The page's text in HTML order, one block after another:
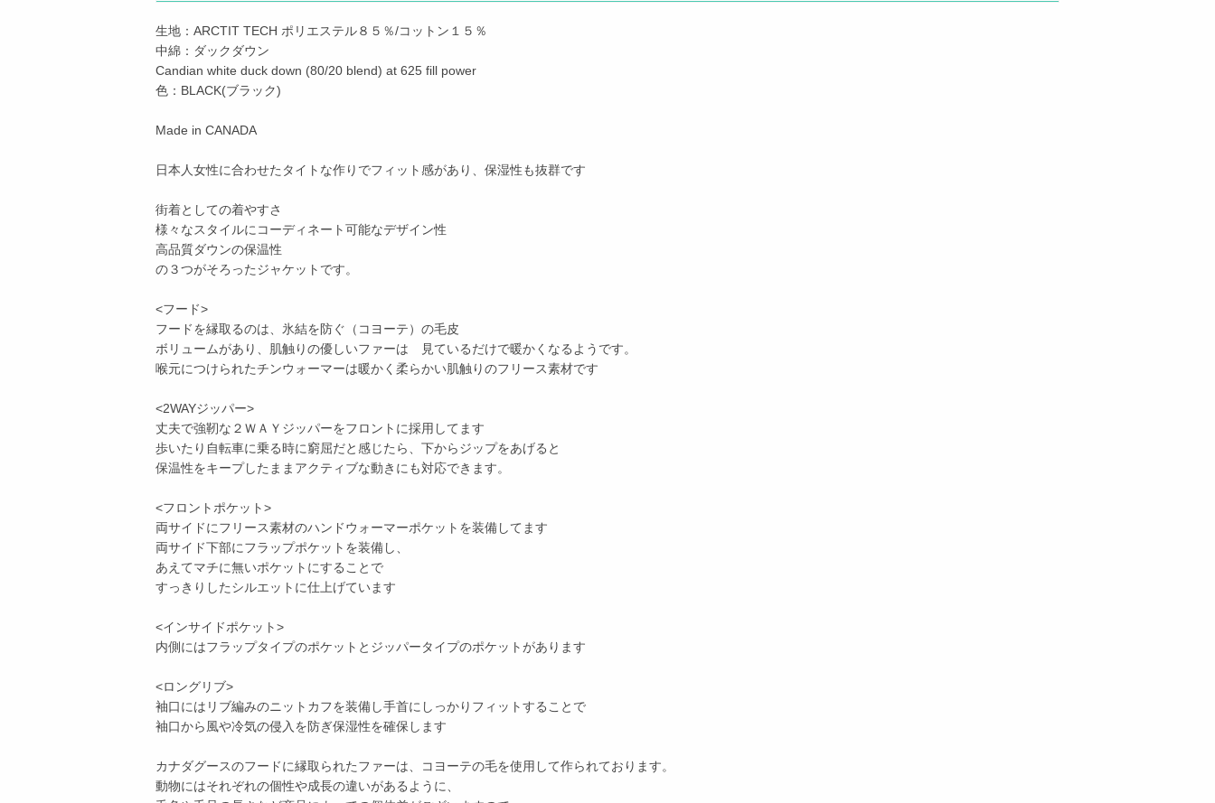
生地：ARCTIT TECH ポリエステル８５％/コットン１５％
中綿：ダックダウン
Candian white duck down (80/20 blend) at 625 fill power
色：BLACK(ブラック)
Made in CANADA
日本人女性に合わせたタイトな作りでフィット感があり、保湿性も抜群です
街着としての着やすさ
様々なスタイルにコーディネート可能なデザイン性
高品質ダウンの保温性
の３つがそろったジャケットです。
<フード>
フードを縁取るのは、氷結を防ぐ（コヨーテ）の毛皮
ボリュームがあり、肌触りの優しいファーは 見ているだけで暖かくなるようです。
喉元につけられたチンウォーマーは暖かく柔らかい肌触りのフリース素材です
<2WAYジッパー>
丈夫で強靭な２ＷＡＹジッパーをフロントに採用してます
歩いたり自転車に乗る時に窮屈だと感じたら、下からジップをあげると
保温性をキープしたままアクティブな動きにも対応できます。
<フロントポケット>
両サイドにフリース素材のハンドウォーマーポケットを装備してます
両サイド下部にフラップポケットを装備し、
あえてマチに無いポケットにすることで
すっきりしたシルエットに仕上げています
<インサイドポケット>
内側にはフラップタイプのポケットとジッパータイプのポケットがあります
<ロングリブ>
袖口にはリブ編みのニットカフを装備し手首にしっかりフィットすることで
袖口から風や冷気の侵入を防ぎ保湿性を確保します
カナダグースのフードに縁取られたファーは、コヨーテの毛を使用して作られております。
動物にはそれぞれの個性や成長の違いがあるように、